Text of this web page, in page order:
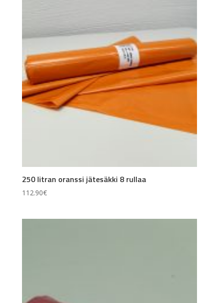
250 litran oranssi jätesäkki 8 rullaa
112.90€